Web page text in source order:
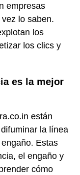
empresas
lo saben.
los
los clics y
es la mejor
están
la línea
Estas
el engaño y
cómo